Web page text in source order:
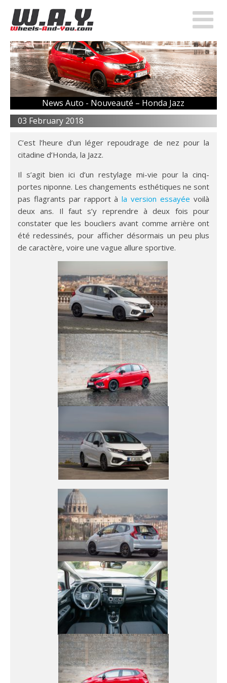
News Auto - Nouveauté – Honda Jazz
03 February 2018
C’est l’heure d’un léger repoudrage de nez pour la
citadine d’Honda, la Jazz.
Il s’agit bien ici d’un restylage mi-vie pour la cinq-
portes niponne. Les changements esthétiques ne sont
pas flagrants par rapport àla version essayée voilà
deux ans. Il faut s’y reprendre à deux fois pour
constater que les boucliers avant comme arrière ont
été redessinés, pour afficher désormais un peu plus
de caractère, voire une vague allure sportive.